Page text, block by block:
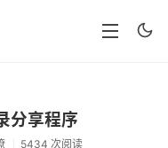
分享程序
5434 次阅读